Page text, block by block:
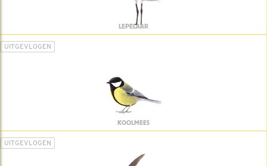
LEPELAAR
UITGEVLOGEN
KOOLMEES
UITGEVLOGEN